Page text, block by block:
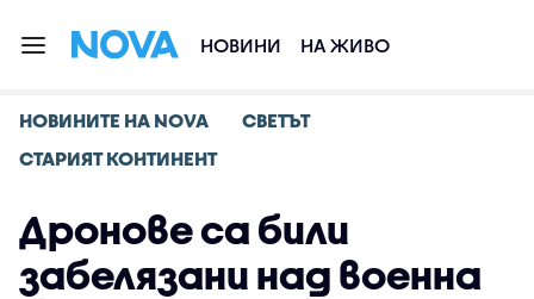
НОВИНИ НА ЖИВО
НОВИНИТЕ НА NOVA
СВЕТЪТ
СТАРИЯТ КОНТИНЕНТ
Дронове са били
забелязани над военна